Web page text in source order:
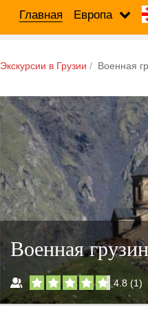
Главная Европа
Экскурсии в Грузии Военная
Военная
4.8(1)